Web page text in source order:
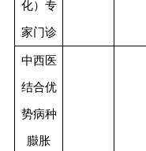
化）专
家门诊
中西医
结合优
势病种
臌胀